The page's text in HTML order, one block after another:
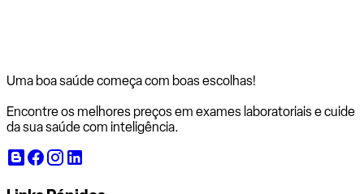
Uma boa saúde começa com boas escolhas!
Encontre os melhores preços em exames laboratoriais e cuide
da sua saúde com inteligência.